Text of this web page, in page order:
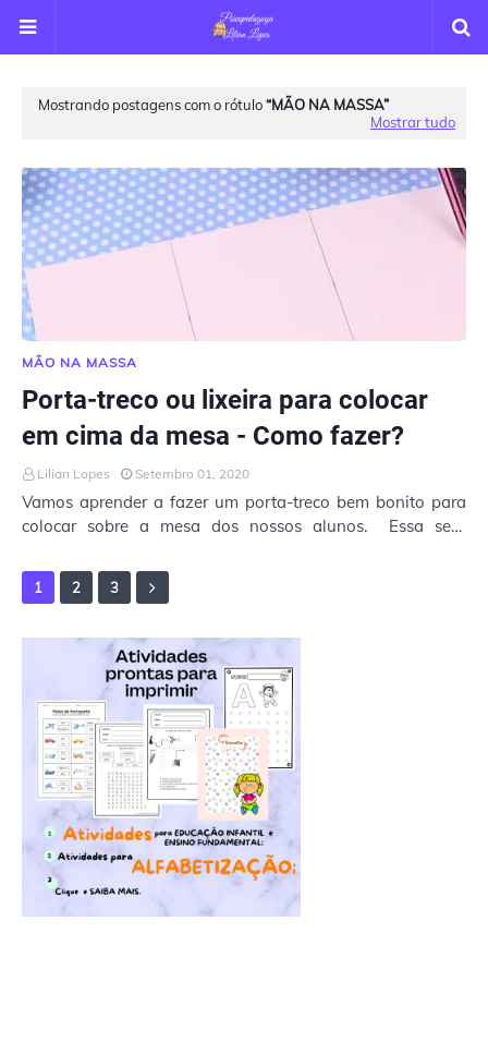
Mostrando postagens com o rótulo MÃO NA MASSA
Mostrar tudo
MÃO NA MASSA
Porta-treco ou lixeira para colocar
em cima da mesa - Como fazer?
Lilian Lopes Setembro 01, 2020
Vamos aprender a fazer um porta-treco bem bonito para
colocar sobre a mesa dos nossos alunos. Essa será
1 2 3